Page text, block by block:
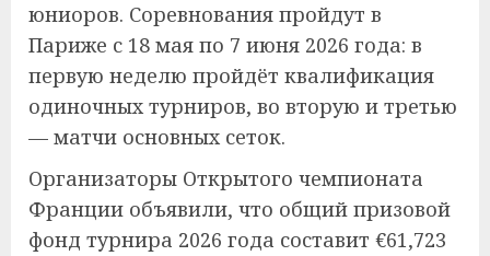
юниоров. Соревнования пройдут в
Париже с 18 мая по 7 июня 2026 года: в
первую неделю пройдёт квалификация
одиночных турниров, во вторую и третью
— матчи основных сеток.
Организаторы Открытого чемпионата
Франции объявили, что общий призовой
фонд турнира 2026 года составит €61,723